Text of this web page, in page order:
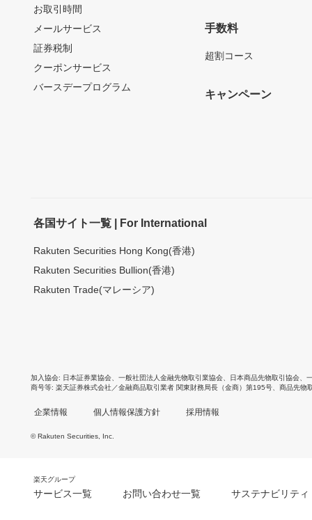
お取引時間
メールサービス
証券税制
クーポンサービス
バースデープログラム
手数料
超割コース
キャンペーン
各国サイト一覧 | For International
Rakuten Securities Hong Kong(香港)
Rakuten Securities Bullion(香港)
Rakuten Trade(マレーシア)
加入協会 日本証券業協会 一般社団法人金融先物取引業協会 日本商品先物取引協会
商号等 楽天証券株式会社／金融商品取引業者 関東財務局長（金商）第195号、商品先物
企業情報 個人情報保護方針 採用情報
© Rakuten Securities, Inc.
楽天グループ
サービス一覧 お問い合わせ一覧 サステナビリティ